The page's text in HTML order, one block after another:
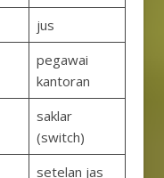
jus
pegawai
kantoran
saklar
(switch)
setelan jas